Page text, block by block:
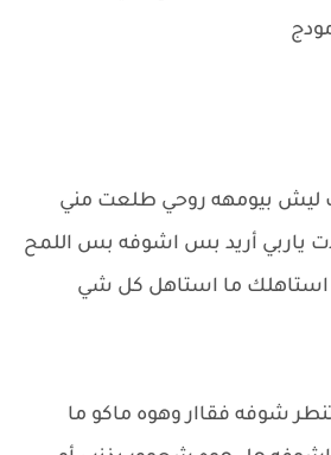
ليش بيومهه روحي طلعت مني
ياربي أريد بس اشوفه بس اللمح
ما استاهلك ما استاهل كل شي
شوفه فقاار وهوه ماكو ما